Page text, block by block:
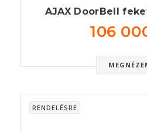
AJAX DoorBell
106
RENDELÉSRE